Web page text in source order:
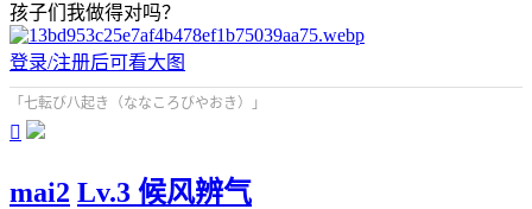
孩子们我做得对吗？
登录/注册后可看大图
「七転び八起き（ななころびやおき）」

mai2 Lv.3 候风辨气